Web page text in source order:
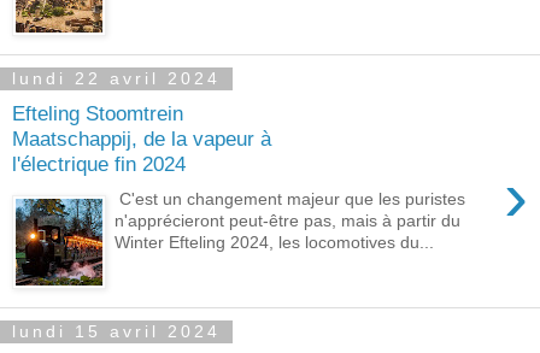
lundi 22 avril 2024
Efteling Stoomtrein
Maatschappij, de la vapeur à
l'électrique fin 2024
›
C'est un changement majeur que les puristes
n'apprécieront peut-être pas, mais à partir du
Winter Efteling 2024, les locomotives du...
lundi 15 avril 2024